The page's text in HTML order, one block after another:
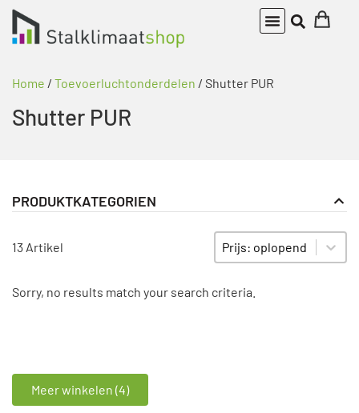
Home / Toevoerluchtonderdelen / Shutter PUR
Shutter PUR
PRODUKTKATEGORIEN
13 Artikel SORTIEREN
Sort content
Sorry, no results match your search criteria.
Meer winkelen (4)